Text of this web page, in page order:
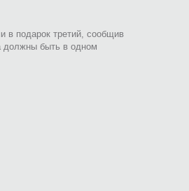
в подарок третий, сообщив
должны быть в одном